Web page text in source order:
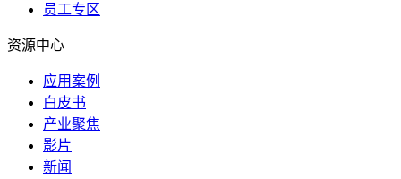
员工专区
资源中心
应用案例
白皮书
产业聚焦
影片
新闻